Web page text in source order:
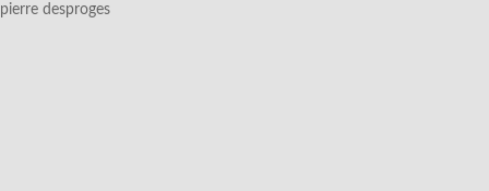
pierre desproges